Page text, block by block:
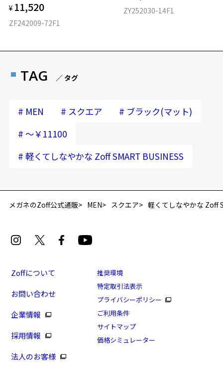
再入荷お知らせメールのお申し込み
[アウトレット価格]軽くてしなやかな Zoff SMART
BUSINESS Titanium Premium
商品番号：ZF193005-14F1/フレームカラー：ブラック
(マット)/単価：￥9,900
¥ 11,520
ZF242009-72F1
ZY252030-14F1
TAG ／ タグ
# MEN # スクエア # ブラック(マット)
# ～￥11100
# 軽くてしなやかな Zoff SMART BUSINESS
メガネのZoff公式通販 MEN スクエア 軽くてしなやかな Zoff
Zoffについて
お問い合わせ
企業情報
採用情報
法人のお客様
推奨環境
特定取引法表示
プライバシーポリシー
ご利用条件
サイトマップ
価格シミュレーター